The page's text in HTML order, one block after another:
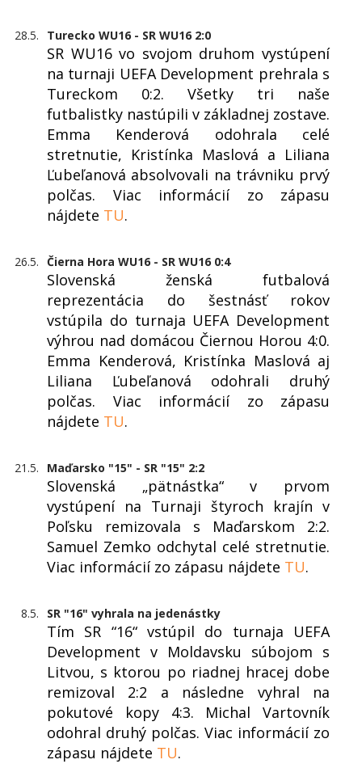
28.5. Turecko WU16 - SR WU16 2:0
SR WU16 vo svojom druhom vystúpení
na turnaji UEFA Development prehrala s
Tureckom 0:2. Všetky tri naše
futbalistky nastúpili v základnej zostave.
Emma Kenderová odohrala celé
stretnutie, Kristínka Maslová a Liliana
Ľubeľanová absolvovali na trávniku prvý
polčas. Viac informácií zo zápasu
nájdete TU.
26.5. Čierna Hora WU16 - SR WU16 0:4
Slovenská ženská futbalová
reprezentácia do šestnásť rokov
vstúpila do turnaja UEFA Development
výhrou nad domácou Čiernou Horou 4:0.
Emma Kenderová, Kristínka Maslová aj
Liliana Ľubeľanová odohrali druhý
polčas. Viac informácií zo zápasu
nájdete TU.
21.5. Maďarsko "15" - SR "15" 2:2
Slovenská „pätnástka“ v prvom
vystúpení na Turnaji štyroch krajín v
Poľsku remizovala s Maďarskom 2:2.
Samuel Zemko odchytal celé stretnutie.
Viac informácií zo zápasu nájdete TU.
8.5. SR "16" vyhrala na jedenástky
Tím SR “16“ vstúpil do turnaja UEFA
Development v Moldavsku súbojom s
Litvou, s ktorou po riadnej hracej dobe
remizoval 2:2 a následne vyhral na
pokutové kopy 4:3. Michal Vartovník
odohral druhý polčas. Viac informácií zo
zápasu nájdete TU.